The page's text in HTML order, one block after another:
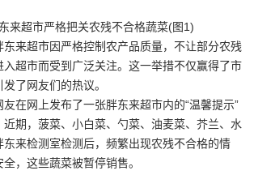
超市因严格控制农产品质量，不让部分农残
超市而受到广泛关注。这一举措不仅赢得了市
了网友们的热议。
网上发布了一张胖东来超市内的“温馨提示”
近期，菠菜、小白菜、勺菜、油麦菜、芥兰、水
东来检测室检测后，频繁出现农残不合格的情
，这些蔬菜被暂停销售。